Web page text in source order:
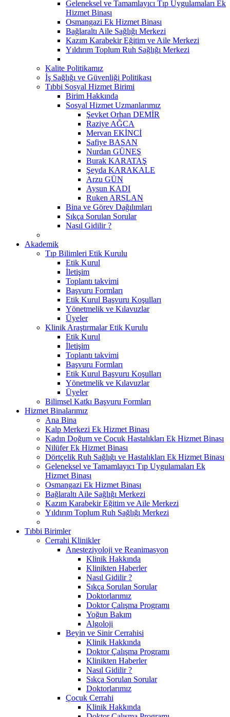
Geleneksel ve Tamamlayıcı Tıp Uygulamaları Ek
Hizmet Binası
Osmangazi Ek Hizmet Binası
Bağlaraltı Aile Sağlığı Merkezi
Kazım Karabekir Eğitim ve Aile Merkezi
Yıldırım Toplum Ruh Sağlığı Merkezi
Kalite Politikamız
İş Sağlığı ve Güvenliği Politikası
Tıbbi Sosyal Hizmet Birimi
Birim Hakkında
Sosyal Hizmet Uzmanlarımız
Şevket Orhan DEMİR
Raziye AĞCA
Mervan EKİNCİ
Safiye BASAN
Nurdan GÜNEŞ
Burak KARATAŞ
Şeyda KARAKALE
Arzu GÜN
Aysun KADI
Ruken ARSLAN
Bina ve Görev Dağılımları
Sıkça Sorulan Sorular
Nasıl Gidilir ?
Akademik
Tıp Bilimleri Etik Kurulu
Etik Kurul
İletişim
Toplantı takvimi
Başvuru Formları
Etik Kurul Başvuru Koşulları
Yönetmelik ve Kılavuzlar
Üyeler
Klinik Araştırmalar Etik Kurulu
Etik Kurul
İletişim
Toplantı takvimi
Başvuru Formları
Etik Kurul Başvuru Koşulları
Yönetmelik ve Kılavuzlar
Üyeler
Bilimsel Katkı Başvuru Formları
Hizmet Binalarımız
Ana Bina
Kalp Merkezi Ek Hizmet Binası
Kadın Doğum ve Çocuk Hastalıkları Ek Hizmet Binası
Nilüfer Ek Hizmet Binası
Dörtçelik Ruh Sağlığı ve Hastalıkları Ek Hizmet Binası
Geleneksel ve Tamamlayıcı Tıp Uygulamaları Ek
Hizmet Binası
Osmangazi Ek Hizmet Binası
Bağlaraltı Aile Sağlığı Merkezi
Kazım Karabekir Eğitim ve Aile Merkezi
Yıldırım Toplum Ruh Sağlığı Merkezi
Tıbbi Birimler
Cerrahi Klinikler
Anesteziyoloji ve Reanimasyon
Klinik Hakkında
Klinikten Haberler
Nasıl Gidilir ?
Sıkça Sorulan Sorular
Doktorlarımız
Doktor Çalışma Programı
Yoğun Bakım
Algoloji
Beyin ve Sinir Cerrahisi
Klinik Hakkında
Doktor Çalışma Programı
Klinikten Haberler
Nasıl Gidilir ?
Sıkça Sorulan Sorular
Doktorlarımız
Çocuk Cerrahi
Klinik Hakkında